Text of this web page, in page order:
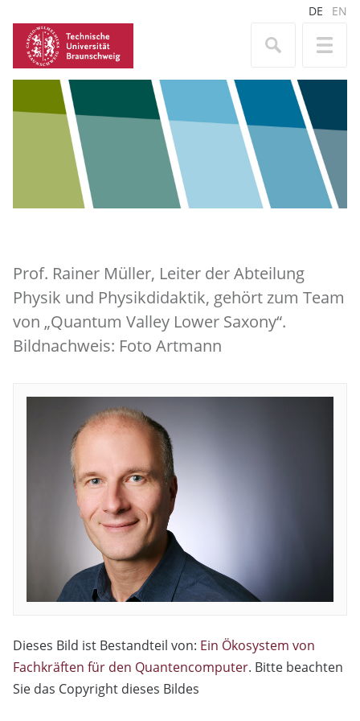
DE EN
Prof. Rainer Müller, Leiter der Abteilung
Physik und Physikdidaktik, gehört zum Team
von „Quantum Valley Lower Saxony“.
Bildnachweis: Foto Artmann
Dieses Bild ist Bestandteil von: Ein Ökosystem von
Fachkräften für den Quantencomputer. Bitte beachten
Sie das Copyright dieses Bildes